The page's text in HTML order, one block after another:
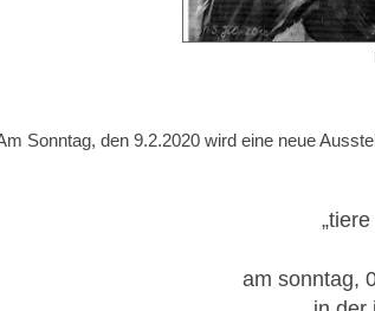
Sonntag, den 9.2.2020 wird eine neue
am sonntag,